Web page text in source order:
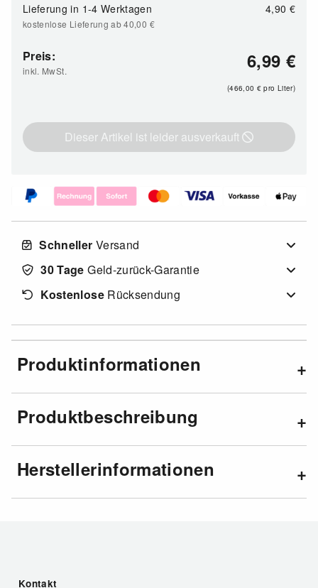
Lieferung in 1-4 Werktagen 4,90 €
kostenlose Lieferung ab 40,00 €
Preis:
inkl. MwSt. 6,99 €
(466,00 € pro Liter)
Dieser Artikel ist leider ausverkauft
Schneller Versand
30 Tage Geld-zurück-Garantie
KostenloseRücksendung
Produktinformationen
Produktbeschreibung
Herstellerinformationen
Kontakt